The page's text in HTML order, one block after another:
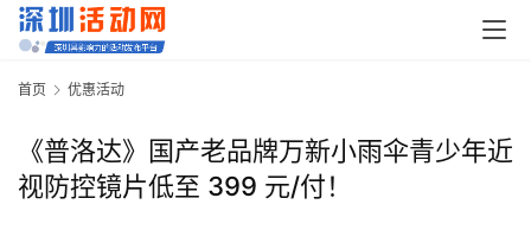
首页 优惠活动
《普洛达》国产老品牌万新小雨伞青少年近
视防控镜片低至 399 元/付！